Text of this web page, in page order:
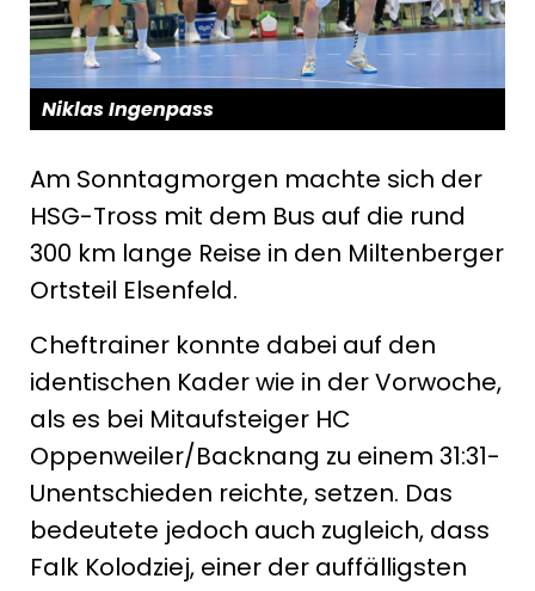
Niklas Ingenpass
Am Sonntagmorgen machte sich der
HSG-Tross mit dem Bus auf die rund
300 km lange Reise in den Miltenberger
Ortsteil Elsenfeld.
Cheftrainer konnte dabei auf den
identischen Kader wie in der Vorwoche,
als es bei Mitaufsteiger HC
Oppenweiler/Backnang zu einem 31:31-
Unentschieden reichte, setzen. Das
bedeutete jedoch auch zugleich, dass
Falk Kolodziej, einer der auffälligsten